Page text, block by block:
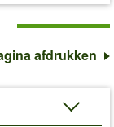
afdrukken